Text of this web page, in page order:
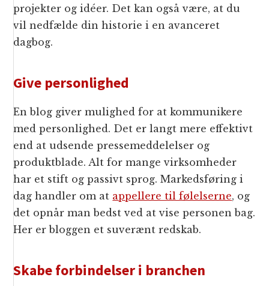
projekter og idéer. Det kan også være, at du
vil nedfælde din historie i en avanceret
dagbog.
Give personlighed
En blog giver mulighed for at kommunikere
med personlighed. Det er langt mere effektivt
end at udsende pressemeddelelser og
produktblade. Alt for mange virksomheder
har et stift og passivt sprog. Markedsføring i
dag handler om at appellere til følelserne, og
det opnår man bedst ved at vise personen bag.
Her er bloggen et suverænt redskab.
Skabe forbindelser i branchen